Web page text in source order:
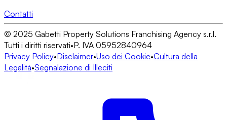
Contatti
© 2025 Gabetti Property Solutions Franchising Agency s.r.l.
Tutti i diritti riservati•P. IVA 05952840964
Privacy Policy•Disclaimer•Uso dei Cookie•Cultura della
Legalità•Segnalazione di Illeciti